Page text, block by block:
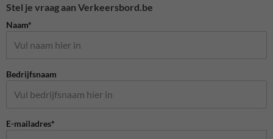
Stel je vraag aan Verkeersbord.be
Naam*
Bedrijfsnaam
E-mailadres*